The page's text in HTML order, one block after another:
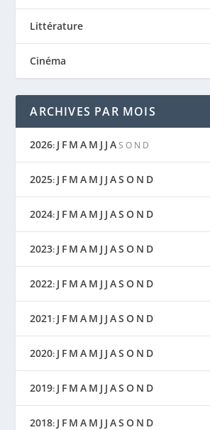
Littérature
Cinéma
ARCHIVES PAR MOIS
2026: J F M A M J J A S O N D
2025: J F M A M J J AS O N D
2024: J F M A M J J AS O N D
2023: J F M A M J J AS O N D
2022: J F M A M J J AS O N D
2021: J F M A M J J AS O N D
2020: J F M A M J J AS O N D
2019: J F M A M J J AS O N D
2018: J F M A M J J AS O N D